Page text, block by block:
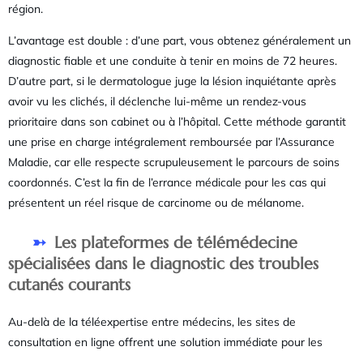
région.
L’avantage est double : d’une part, vous obtenez généralement un
diagnostic fiable et une conduite à tenir en moins de 72 heures.
D’autre part, si le dermatologue juge la lésion inquiétante après
avoir vu les clichés, il déclenche lui-même un rendez-vous
prioritaire dans son cabinet ou à l’hôpital. Cette méthode garantit
une prise en charge intégralement remboursée par l’Assurance
Maladie, car elle respecte scrupuleusement le parcours de soins
coordonnés. C’est la fin de l’errance médicale pour les cas qui
présentent un réel risque de carcinome ou de mélanome.
Les plateformes de télémédecine
spécialisées dans le diagnostic des troubles
cutanés courants
Au-delà de la téléexpertise entre médecins, les sites de
consultation en ligne offrent une solution immédiate pour les